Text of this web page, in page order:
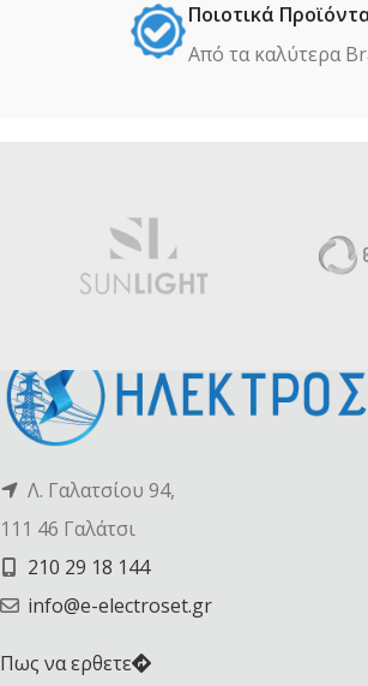
Ποιοτικά
Από τα καλύτερα
Λ. Γαλατσίου 94,
111 46 Γαλάτσι
210 29 18 144
info@e-electroset.gr
Πως να ερθετε